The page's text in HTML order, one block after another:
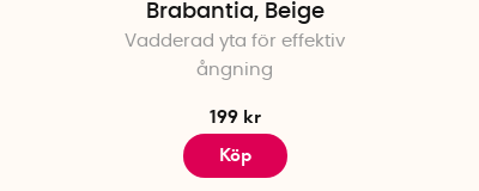
Brabantia, Beige
Vadderad yta för effektiv
ångning
199 kr
Köp